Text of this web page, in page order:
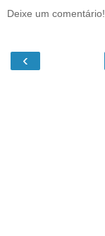
Deixe um comentário!
‹